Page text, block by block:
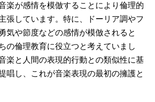
楽が感情を模倣することにより倫理的
張しています。特に、ドーリア調やフ
気や節度などの感情が模倣されると
の倫理教育に役立つと考えていまし
楽と人間の表現的行動との類似性に基
唱し、これが音楽表現の最初の擁護と